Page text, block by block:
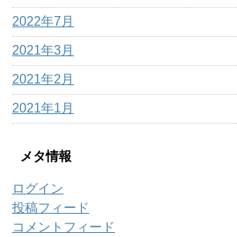
2022年7月
2021年3月
2021年2月
2021年1月
メタ情報
ログイン
投稿フィード
コメントフィード